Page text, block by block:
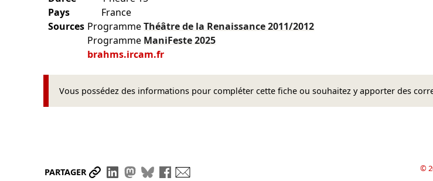
Pays
France
Sources ProgrammeThéâtre de la Renaissance2011/2012
Programme ManiFeste2025
brahms.ircam.fr
Vous possédez des informations pour compléter cette fiche ou souhaitez y apporter des
PARTAGER Partager le lien
Partager sur LinkedIn
Partager sur Mastodon
Partager sur Bluesky
Partager sur Facebook ©